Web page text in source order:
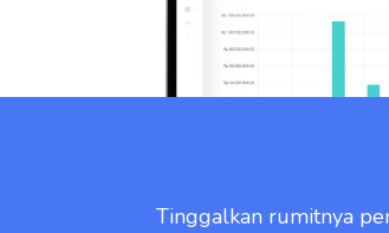
Tinggalkan rumitnya